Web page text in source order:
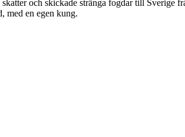
och skickade stränga fogdar till Sverige
med en egen kung.